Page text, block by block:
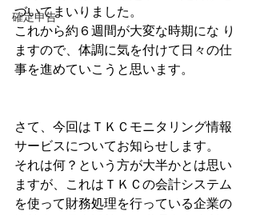
確定申告
づいてまいりました。
これから約６週間が大変な時期にな り
ますので、体調に気を付けて日々の仕
事を進めていこうと思います。
さて、今回はＴＫＣモニタリング情報
サービスについてお知らせします。
それは何？という方が大半かとは思い
ますが、これはＴＫＣの会計システム
を使って財務処理を行っている企業の